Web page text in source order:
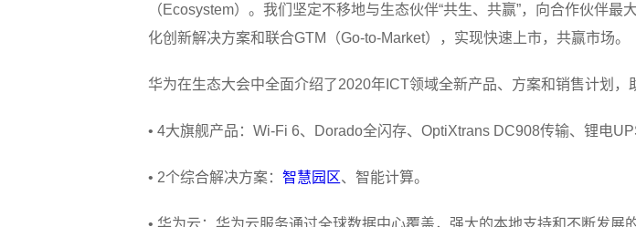
（Ecosystem）。我们坚定不移地与生态伙伴“共生、共赢”，向合作伙伴
化创新解决方案和联合GTM（Go-to-Market），实现快速上市，共赢市场。
华为在生态大会中全面介绍了2020年ICT领域全新产品、方案和销售计划
• 4大旗舰产品：Wi-Fi 6、Dorado全闪存、OptiXtrans DC908传输、锂电
• 2个综合解决方案： 智慧园区、智能计算。
• 华为云：华为云服务通过全球数据中心覆盖，强大的本地支持和不断发